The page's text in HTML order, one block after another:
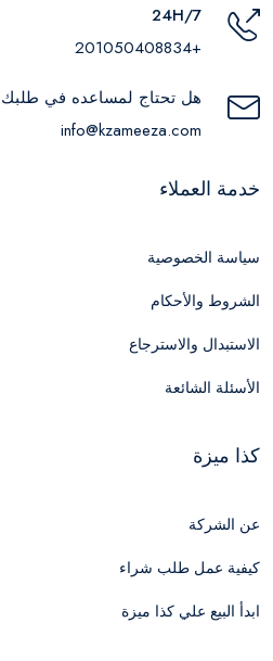
24H/7
+201050408834
هل تحتاج لمساعده في
info@kzameeza.com
خدمة العملاء
سياسة الخصوصية
الشروط والأحكام
الاستبدال والاسترجاع
الأسئلة الشائعة
كذا ميزة
عن الشركة
كيفية عمل طلب شراء
ابدأ البيع علي كذا ميزة